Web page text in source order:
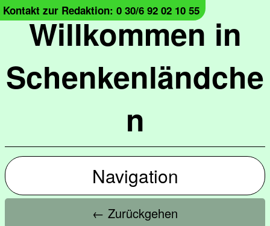
Willkommen in
Schenkenländche
n
Kontakt zur Redaktion: 0 30/6 92 02 10 55
Navigation
← Zurückgehen